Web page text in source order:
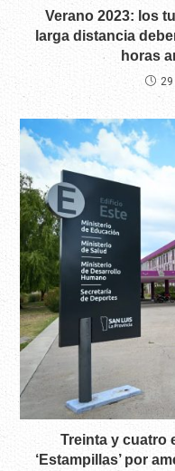
Verano 2023: los
larga distancia
horas
Treinta y cuatro
‘Estampillas’ por